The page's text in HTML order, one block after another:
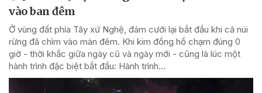
vào ban đêm
Ở vùng đất phía Tây xứ Nghệ, đám cưới lại bắt đầu khi cả núi
rừng đã chìm vào màn đêm. Khi kim đồng hồ chạm đúng 0
giờ - thời khắc giữa ngày cũ và ngày mới - cũng là lúc một
hành trình đặc biệt bắt đầu: Hành trình...